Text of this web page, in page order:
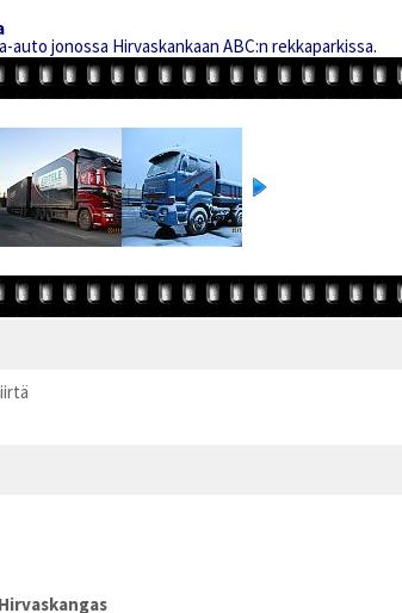
jonossa Hirvaskankaan ABC:n rekkaparkissa.
Hirvaskangas